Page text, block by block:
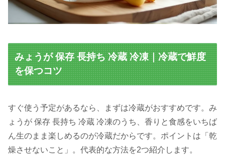
みょうが 保存 長持ち 冷蔵 冷凍｜冷蔵で鮮度
を保つコツ
すぐ使う予定があるなら、まずは冷蔵がおすすめです。み
ょうが 保存 長持ち 冷蔵 冷凍のうち、香りと食感をいちば
ん生のまま楽しめるのが冷蔵だからです。ポイントは「乾
燥させないこと」。代表的な方法を2つ紹介します。